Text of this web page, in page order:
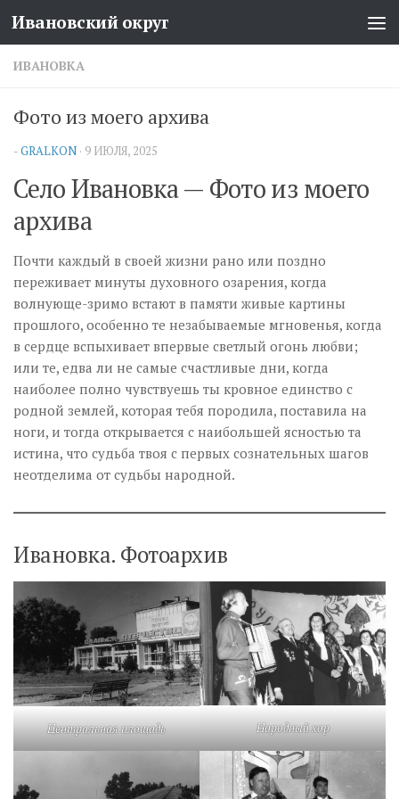
Перейти к содержимому
Ивановский округ
ИВАНОВКА
Фото из моего архива
-GRALKON · 9 ИЮЛЯ, 2025
Село Ивановка — Фото из моего
архива
Почти каждый в своей жизни рано или поздно
переживает минуты духовного озарения, когда
волнующе-зримо встают в памяти живые картины
прошлого, особенно те незабываемые мгновенья, когда
в сердце вспыхивает впервые светлый огонь любви;
или те, едва ли не самые счастливые дни, когда
наиболее полно чувствуешь ты кровное единство с
родной землей, которая тебя породила, поставила на
ноги, и тогда открывается с наибольшей ясностью та
истина, что судьба твоя с первых сознательных шагов
неотделима от судьбы народной.
Ивановка. Фотоархив
Центральная площадь Народный хор